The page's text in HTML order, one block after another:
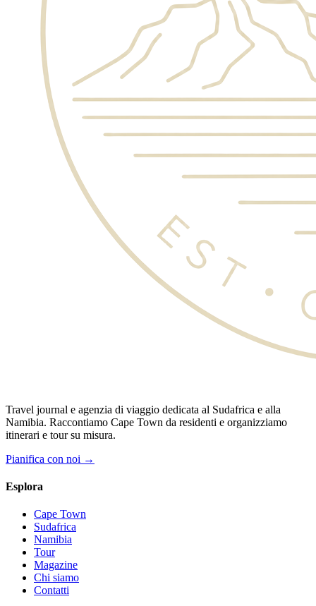
Travel journal e agenzia di viaggio dedicata al Sudafrica e alla
Namibia. Raccontiamo Cape Town da residenti e organizziamo
itinerari e tour su misura.
Pianifica con noi →
Esplora
Cape Town
Sudafrica
Namibia
Tour
Magazine
Chi siamo
Contatti